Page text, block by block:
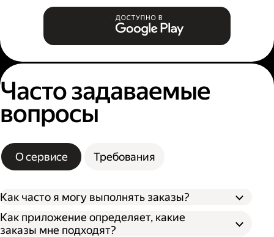
Часто задаваемые
вопросы
О сервисе Требования
Как часто я могу выполнять заказы?
Как приложение определяет, какие
заказы мне подходят?